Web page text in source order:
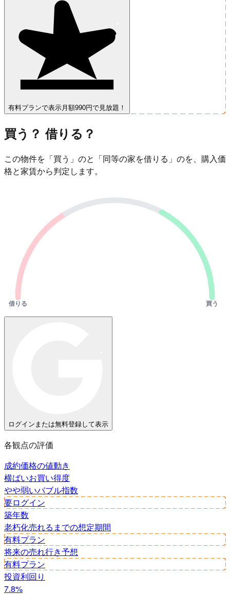
有料プランで表示 月額990円で見放題！
買う？ 借りる？
この物件を「買う」のと「同等の家を借りる」のを、購入価
格と家賃から判定します。
借りる 買う
ログインまたは無料登録して表示
各観点の評価
成約価格の値動き
横ばいお買い得度
やや弱いバブル指数
要ログイン
築年数
老朽化売れるまでの想定期間
有料プラン
将来の売れ行き予想
有料プラン
投資利回り
7.8%